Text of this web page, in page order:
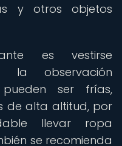
y otros objetos
es vestirse
la observación
ser frías,
de alta altitud, por
llevar ropa
se recomienda